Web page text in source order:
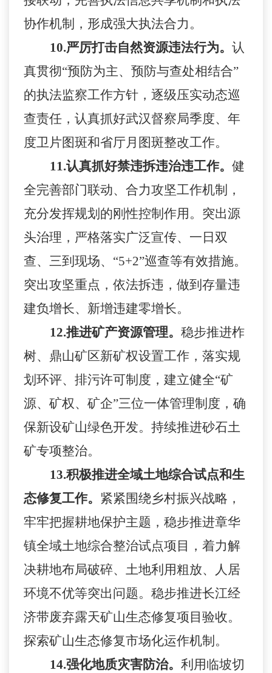
协作机制，形成强大执法合力。
10.严厉打击自然资源违法行为。 认
真贯彻“预防为主、预防与查处相结合”
的执法监察工作方针，逐级压实动态巡
查责任，认真抓好武汉督察局季度、年
度卫片图斑和省厅月图斑整改工作。
11.认真抓好禁违拆违治违工作。 健
全完善部门联动、合力攻坚工作机制，
充分发挥规划的刚性控制作用。突出源
头治理，严格落实广泛宣传、一日双
查、三到现场、 “5+2”巡查等有效措施。
突出攻坚重点，依法拆违，做到存量违
建负增长、新增违建零增长。
12.推进矿产资源管理。 稳步推进柞
树、鼎山矿区新矿权设置工作，落实规
划环评、排污许可制度，建立健全“矿
源、矿权、矿企”三位一体管理制度，确
保新设矿山绿色开发。持续推进砂石土
矿专项整治。
13.积极推进全域土地综合试点和生
态修复工作。 紧紧围绕乡村振兴战略，
牢牢把握耕地保护主题，稳步推进章华
镇全域土地综合整治试点项目，着力解
决耕地布局破碎、土地利用粗放、人居
环境不优等突出问题。稳步推进长江经
济带废弃露天矿山生态修复项目验收。
探索矿山生态修复市场化运作机制。
14.强化地质灾害防治。 利用临坡切